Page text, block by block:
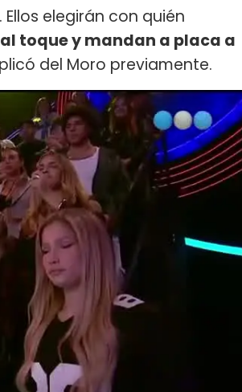
elegirán con quién
toque y mandan a placa a
del Moro previamente.